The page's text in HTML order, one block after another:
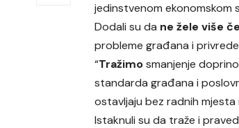
jedinstvenom ekonomskom
Dodali su da ne žele više
probleme građana i
“Tražimosmanjenje
standarda građana i
ostavljaju bez radnih mjesta
Istaknuli su da traže i